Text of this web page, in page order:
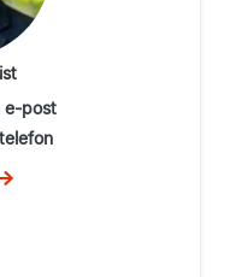
e-post